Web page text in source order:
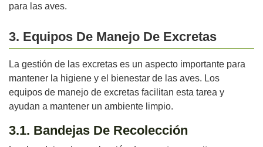
para las aves.
3. Equipos De Manejo De Excretas
La gestión de las excretas es un aspecto importante para
mantener la higiene y el bienestar de las aves. Los
equipos de manejo de excretas facilitan esta tarea y
ayudan a mantener un ambiente limpio.
3.1. Bandejas De Recolección